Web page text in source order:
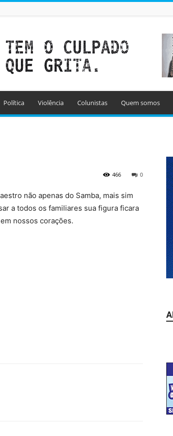
Política Violência Colunistas Quem somos
0
466
não apenas do Samba, mais sim
a todos os familiares sua figura ficara
nossos corações.